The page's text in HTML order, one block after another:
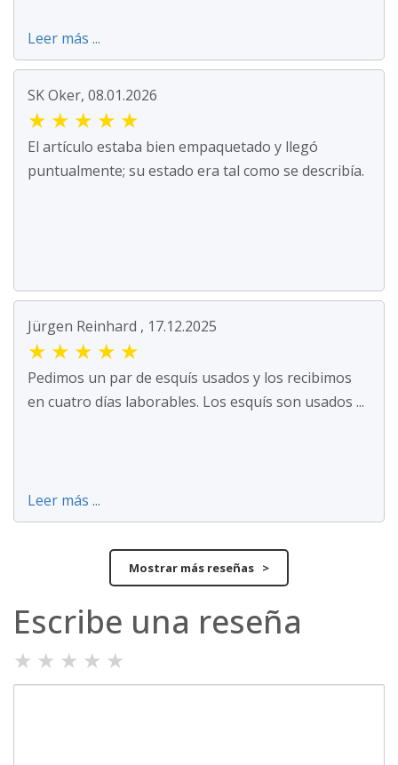
Leer más ...
SK Oker, 08.01.2026
★ ★ ★ ★ ★
El artículo estaba bien empaquetado y llegó
puntualmente; su estado era tal como se describía.
Jürgen Reinhard , 17.12.2025
★ ★ ★ ★ ★
Pedimos un par de esquís usados y los recibimos
en cuatro días laborables. Los esquís son usados ...
Leer más ...
Mostrar más reseñas >
Escribe una reseña
★ ★ ★ ★ ★